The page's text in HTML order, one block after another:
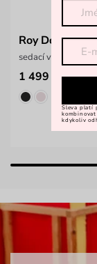
Roy Dotty
sedací vak
1 499 Kč
Sleva platí
kdykoliv